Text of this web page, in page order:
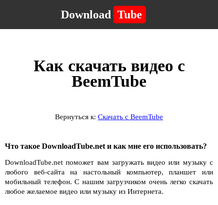
Download Tube
Как скачать видео с
BeemTube
Вернуться к: Скачать с BeemTube
Что такое DownloadTube.net и как мне его использовать?
DownloadTube.net поможет вам загружать видео или музыку с
любого веб-сайта на настольный компьютер, планшет или
мобильный телефон. С нашим загрузчиком очень легко скачать
любое желаемое видео или музыку из Интернета.